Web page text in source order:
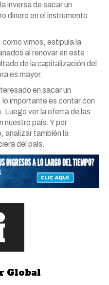
inversa de sacar un
dinero en el instrumento
vimos, estipula la
al renovar en este
de la capitalización del
es mayor.
en sacar un
importante es contar con
Luego ver la oferta de las
nuestro país. Y por
analizar también la
del país.
Global